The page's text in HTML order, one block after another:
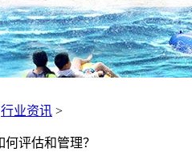
行业资讯 >
评估和管理？